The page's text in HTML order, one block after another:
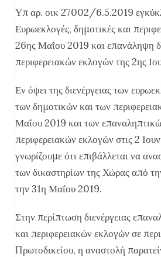
Υπ αρ. οικ 27002/6.5.2019
Ευρωεκλογές, δημοτικές και
26ης Μαΐου 2019 και επανάληψη
περιφερειακών εκλογών της 2ης
Εν όψει της διενέργειας των
των δημοτικών και των
Μαΐου 2019 και των
περιφερειακών εκλογών στις 2
γνωρίζουμε ότι επιβάλλεται να
των δικαστηρίων της Χώρας από
την 31η Μαΐου 2019.
Στην περίπτωση διενέργειας
και περιφερειακών εκλογών σε
Πρωτοδικείου, η αναστολή